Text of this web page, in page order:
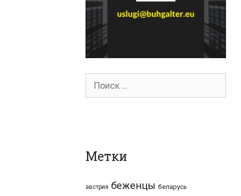
Поиск
для:
Метки
австрия беженцы беларусь